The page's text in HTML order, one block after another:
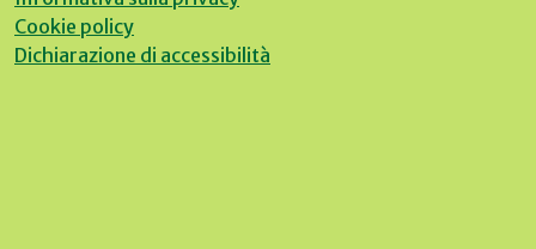
Cookie policy
Dichiarazione di accessibilità